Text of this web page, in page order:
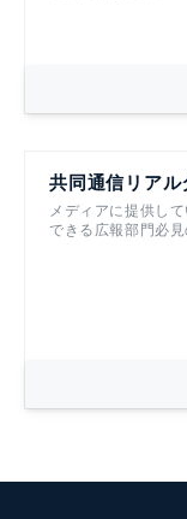
共同通信リアル
メディアに提供し
できる広報部門必